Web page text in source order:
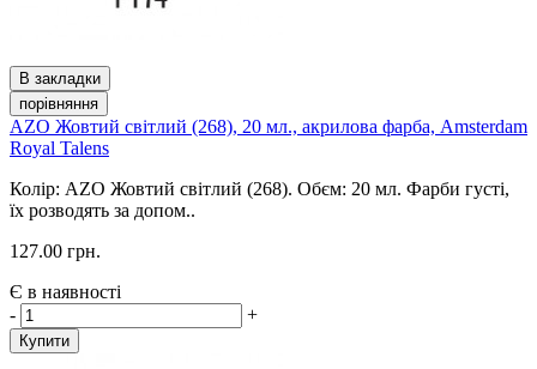
В закладки
порівняння
AZO Жовтий світлий (268), 20 мл., акрилова фарба, Amsterdam
Royal Talens
Колір: AZO Жовтий світлий (268). Обєм: 20 мл. Фарби густі,
їх розводять за допом..
127.00 грн.
Є в наявності
-
+
Купити